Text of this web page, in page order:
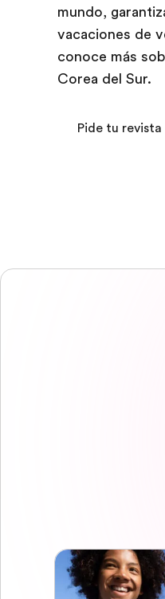
mundo,
vacaciones de
conoce más
Corea del Sur.
Pide tu